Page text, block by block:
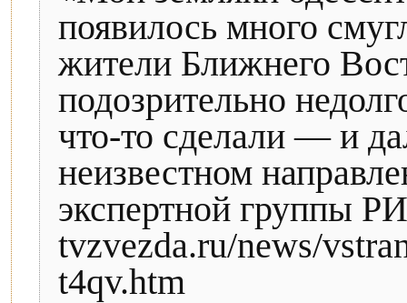
появилось много
жители Ближнего
подозрительно
что-то сделали — и
неизвестном
экспертной группы
tvzvezda.ru/news/
t4qv.htm